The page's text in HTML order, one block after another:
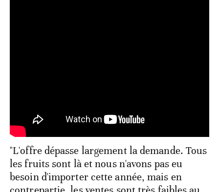
"L'offre dépasse largement la demande. Tous
les fruits sont là et nous n'avons pas eu
besoin d'importer cette année, mais en